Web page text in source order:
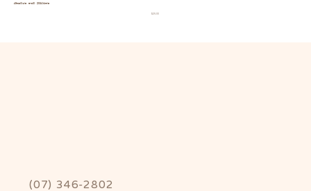
阿佩羅氣泡酒、琴通寧、莫西多雞尾酒
(07) 346-2802